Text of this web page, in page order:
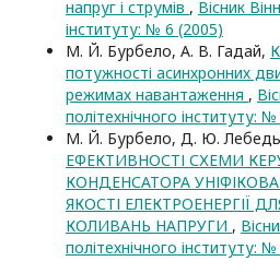
напруг і струмів , Вісник
інституту: № 6 (2005)
М. Й. Бурбело, А. В. Гадай,
потужності асинхронних
режимах навантаження ,
політехнічного інституту:
М. Й. Бурбело, Д. Ю.
ЕФЕКТИВНОСТІ СХЕМИ
КОНДЕНСАТОРА
ЯКОСТІ ЕЛЕКТРОЕНЕРГІЇ
КОЛИВАНЬ НАПРУГИ ,
політехнічного інституту: